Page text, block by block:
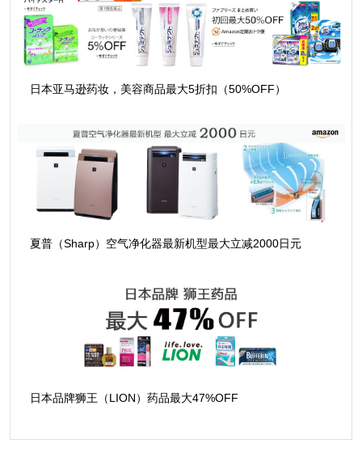
日本亚马逊药妆，美容商品最大5折扣（50%OFF）
夏普（Sharp）空气净化器最新机型最大立减2000日元
日本品牌狮王（LION）药品最大47%OFF